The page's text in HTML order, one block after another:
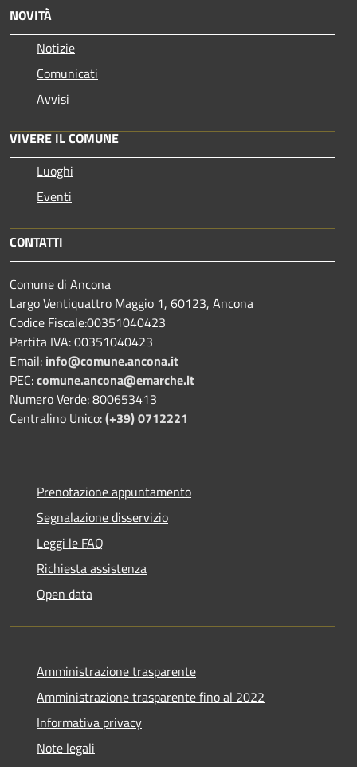
NOVITÀ
Notizie
Comunicati
Avvisi
VIVERE IL COMUNE
Luoghi
Eventi
CONTATTI
Comune di Ancona
Largo Ventiquattro Maggio 1, 60123, Ancona
Codice Fiscale:00351040423
Partita IVA: 00351040423
Email: info@comune.ancona.it
PEC:comune.ancona@emarche.it
Numero Verde: 800653413
Centralino Unico:(+39) 0712221
Prenotazione appuntamento
Segnalazione disservizio
Leggi le FAQ
Richiesta assistenza
Open data
Amministrazione trasparente
Amministrazione trasparente fino al 2022
Informativa privacy
Note legali